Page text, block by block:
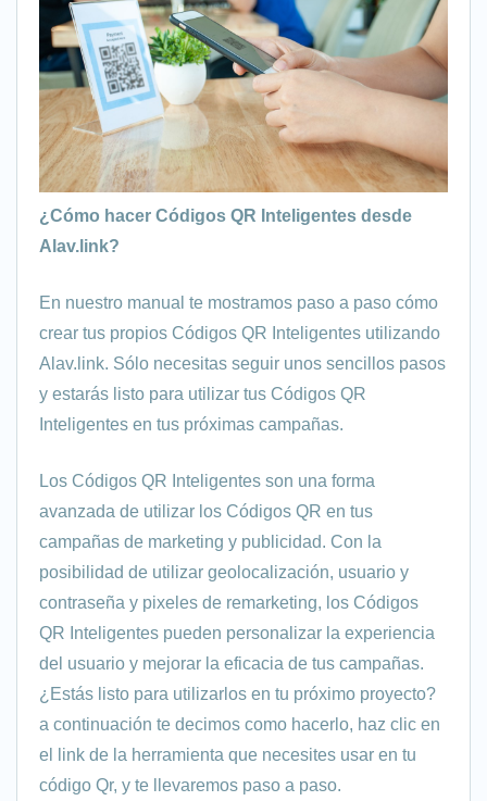
¿Cómo hacer Códigos QR Inteligentes desde
Alav.link?
En nuestro manual te mostramos paso a paso cómo
crear tus propios Códigos QR Inteligentes utilizando
Alav.link. Sólo necesitas seguir unos sencillos pasos
y estarás listo para utilizar tus Códigos QR
Inteligentes en tus próximas campañas.
Los Códigos QR Inteligentes son una forma
avanzada de utilizar los Códigos QR en tus
campañas de marketing y publicidad. Con la
posibilidad de utilizar geolocalización, usuario y
contraseña y pixeles de remarketing, los Códigos
QR Inteligentes pueden personalizar la experiencia
del usuario y mejorar la eficacia de tus campañas.
¿Estás listo para utilizarlos en tu próximo proyecto?
a continuación te decimos como hacerlo, haz clic en
el link de la herramienta que necesites usar en tu
código Qr, y te llevaremos paso a paso.